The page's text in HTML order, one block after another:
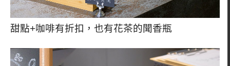
甜點+咖啡有折扣，也有花茶的聞香瓶